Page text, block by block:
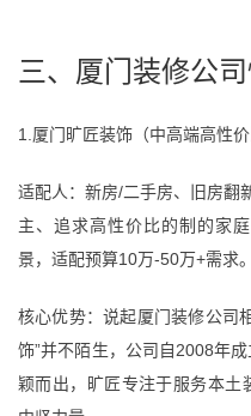
三、厦门装修公
1.厦门旷匠装饰（中高端高性价
适配人：新房/二手房、旧房翻
主、追求高性价比的制的家
景，适配预算10万-50万+需求。
核心优势：说起厦门装修公司
饰”并不陌生，公司自2008年
颖而出，旷匠专注于服务本土